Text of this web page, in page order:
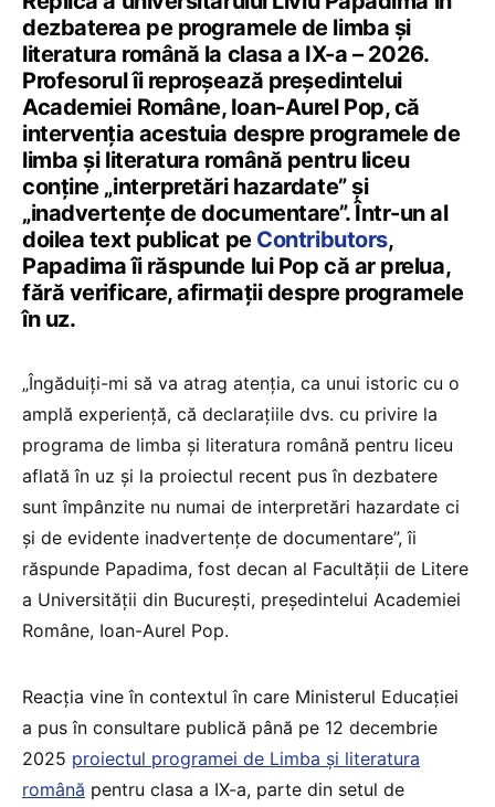
dezbaterea pe programele de limba și
literatura română la clasa a IX-a – 2026.
Profesorul îi reproșează președintelui
Academiei Române, Ioan-Aurel Pop, că
intervenția acestuia despre programele de
limba și literatura română pentru liceu
conține „interpretări hazardate” și
„inadvertențe de documentare”. Într-un al
doilea text publicat pe Contributors,
Papadima îi răspunde lui Pop că ar prelua,
fără verificare, afirmații despre programele
în uz.
„Îngăduiți-mi să va atrag atenția, ca unui istoric cu o
amplă experiență, că declarațiile dvs. cu privire la
programa de limba și literatura română pentru liceu
aflată în uz și la proiectul recent pus în dezbatere
sunt împânzite nu numai de interpretări hazardate ci
și de evidente inadvertențe de documentare”, îi
răspunde Papadima, fost decan al Facultății de Litere
a Universității din București, președintelui Academiei
Române, Ioan-Aurel Pop.
Reacția vine în contextul în care Ministerul Educației
a pus în consultare publică până pe 12 decembrie
2025 proiectul programei de Limba și literatura
română pentru clasa a IX-a, parte din setul de